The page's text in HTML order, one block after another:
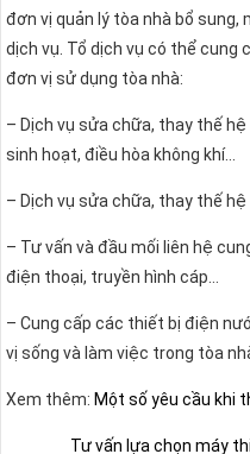
đơn vị quản lý tòa nhà bổ sung,
dịch vụ. Tổ dịch vụ có thể cung
đơn vị sử dụng tòa nhà:
– Dịch vụ sửa chữa, thay thế
sinh hoạt, điều hòa không khí…
– Dịch vụ sửa chữa, thay thế
– Tư vấn và đầu mối liên hệ
điện thoại, truyền hình cáp…
– Cung cấp các thiết bị điện
vị sống và làm việc trong tòa
Xem thêm: Một số yêu cầu khi
Tư vấn lựa chọn máy